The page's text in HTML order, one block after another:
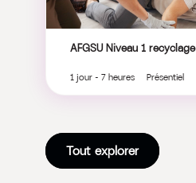
AFGSU Niveau 1 recyclage
1 jour - 7 heures Présentiel
Tout explorer